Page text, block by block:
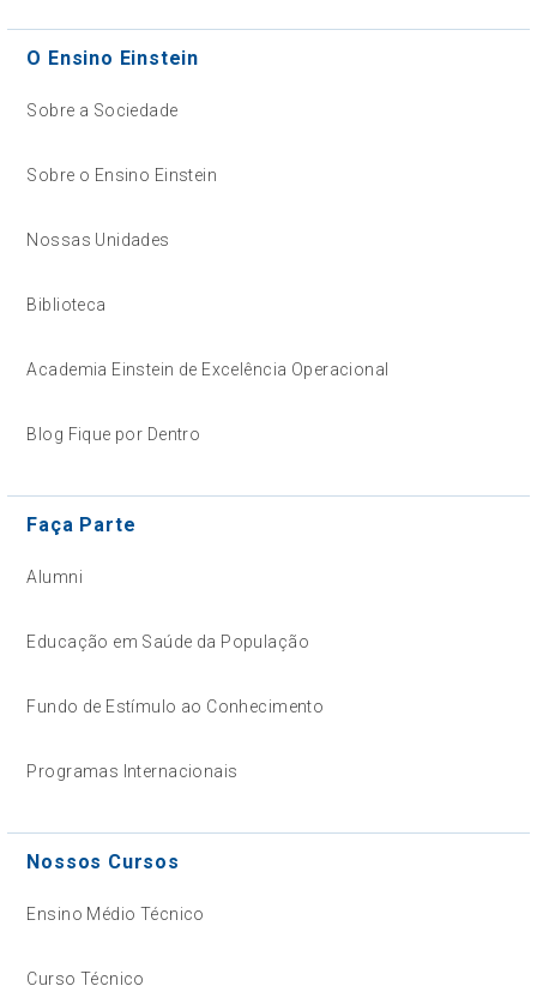
O Ensino Einstein
Sobre a Sociedade
Sobre o Ensino Einstein
Nossas Unidades
Biblioteca
Academia Einstein de Excelência Operacional
Blog Fique por Dentro
Faça Parte
Alumni
Educação em Saúde da População
Fundo de Estímulo ao Conhecimento
Programas Internacionais
Nossos Cursos
Ensino Médio Técnico
Curso Técnico